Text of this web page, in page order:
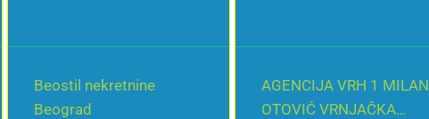
Beostil nekretnine
Beograd
AGENCIJA VRH 1 MILAN
OTOVIĆ VRNJAČKA